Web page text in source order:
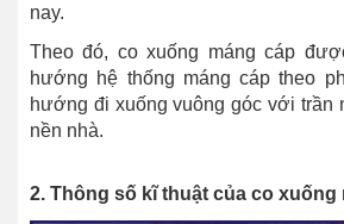
nay.
Theo đó, co xuống máng cáp
hướng hệ thống máng cáp theo
hướng đi xuống vuông góc với trần
nền nhà.
2. Thông số kĩ thuật của co xuống